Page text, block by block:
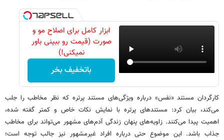
ابزار کامل برای اصلاح مو و
صورت (قیمت رو ببینی باور
نمیکنی!)
باتخفیف بخر
کارگردان مستند «نفس» درباره ویژگی‌های مستند پرتره که نظر مخاطب را جلب
می‌کند، بیان کرد: مستندهای پرتره با نمایش نکات خاص و کمتر گفته شده،
اهمیت پیدا می‌کنند. زاویه‌های پنهان زندگی آدم‌های مشهور می‌تواند برای مخاطب
جذاب باشد. این موضوع حتی درباره افراد غیرمشهور نیز جالب توجه است؛